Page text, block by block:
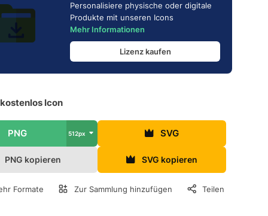
Personalisiere physische oder digitale
Produkte mit unseren Icons
Mehr Informationen
Lizenz kaufen
Icon
PNG 512px SVG
PNG kopieren SVG kopieren
Formate Zur Sammlung hinzufügen Teilen